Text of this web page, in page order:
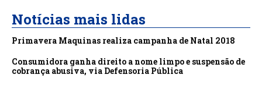
Notícias mais lidas
Primavera Maquinas realiza campanha de Natal 2018
Consumidora ganha direito a nome limpo e suspensão de
cobrança abusiva, via Defensoria Pública